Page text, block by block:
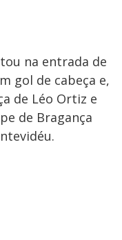
na entrada de
gol de cabeça e,
de Léo Ortiz e
de Bragança